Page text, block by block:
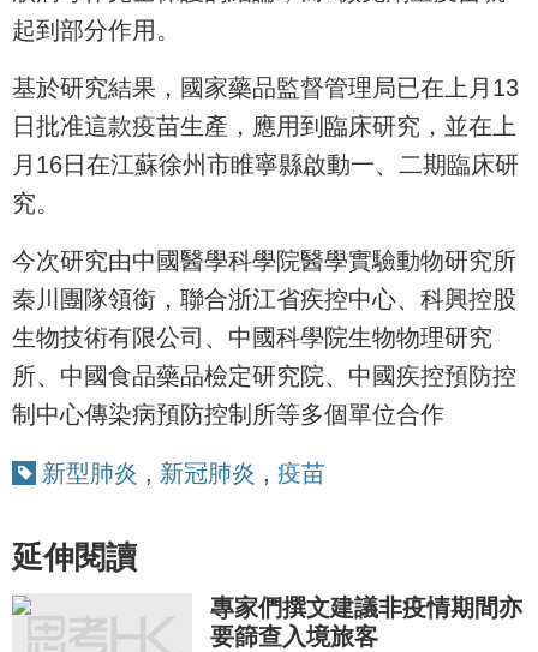
起到部分作用。
基於研究結果，國家藥品監督管理局已在上月13
日批准這款疫苗生產，應用到臨床研究，並在上
月16日在江蘇徐州市睢寧縣啟動一、二期臨床研
究。
今次研究由中國醫學科學院醫學實驗動物研究所
秦川團隊領銜，聯合浙江省疾控中心、科興控股
生物技術有限公司、中國科學院生物物理研究
所、中國食品藥品檢定研究院、中國疾控預防控
制中心傳染病預防控制所等多個單位合作
新型肺炎 , 新冠肺炎 , 疫苗
延伸閱讀
專家們撰文建議非疫情期間亦
要篩查入境旅客